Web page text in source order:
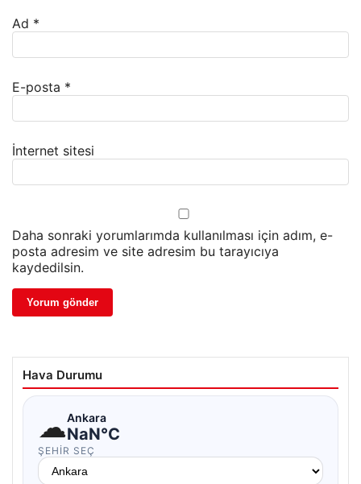
Ad *
E-posta *
İnternet sitesi
Daha sonraki yorumlarımda kullanılması için adım, e-
posta adresim ve site adresim bu tarayıcıya
kaydedilsin.
Hava Durumu
☁Ankara
NaN°C
ŞEHIR SEÇ